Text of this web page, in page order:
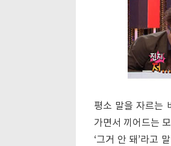
평소 말을 자르는
가면서 끼어드는
‘그거 안 돼’라고